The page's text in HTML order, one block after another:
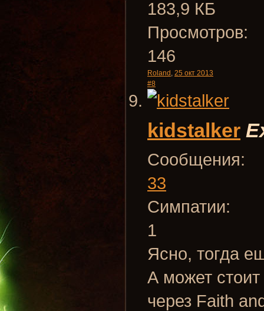
183,9 КБ
Просмотров:
146
Roland , 25 окт 2013
#8
kidstalker
Сообщения:
33
Симпатии:
1
Ясно, тогда
А может
через Faith